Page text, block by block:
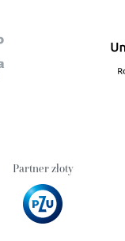
Partner złoty